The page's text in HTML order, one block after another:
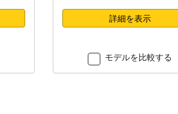
詳細を表示
モデルを比較する